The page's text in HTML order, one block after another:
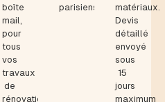
boîte
mail,
pour
tous
vos
travaux
de
rénovation
parisiens.
matériaux.
Devis
détaillé
envoyé
sous
15
jours
maximum